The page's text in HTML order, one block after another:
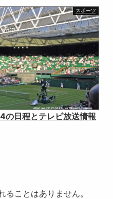
スポーツ
の日程とテレビ放送情報
ることはありません。